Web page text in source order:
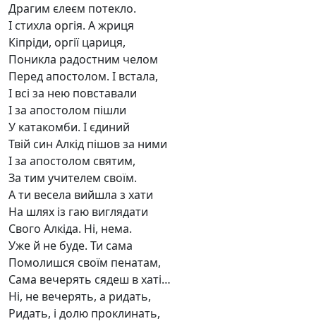
Драгим єлеєм потекло.
І стихла оргія. А жриця
Кіпріди, оргії цариця,
Поникла радостним челом
Перед апостолом. І встала,
І всі за нею повставали
І за апостолом пішли
У катакомби. І єдиний
Твій син Алкід пішов за ними
І за апостолом святим,
За тим учителем своїм.
А ти весела вийшла з хати
На шлях із гаю виглядати
Свого Алкіда. Ні, нема.
Уже й не буде. Ти сама
Помолишся своїм пенатам,
Сама вечерять сядеш в хаті…
Ні, не вечерять, а ридать,
Ридать, і долю проклинать,